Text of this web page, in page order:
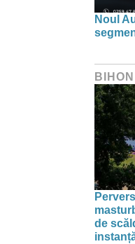
Noul
de